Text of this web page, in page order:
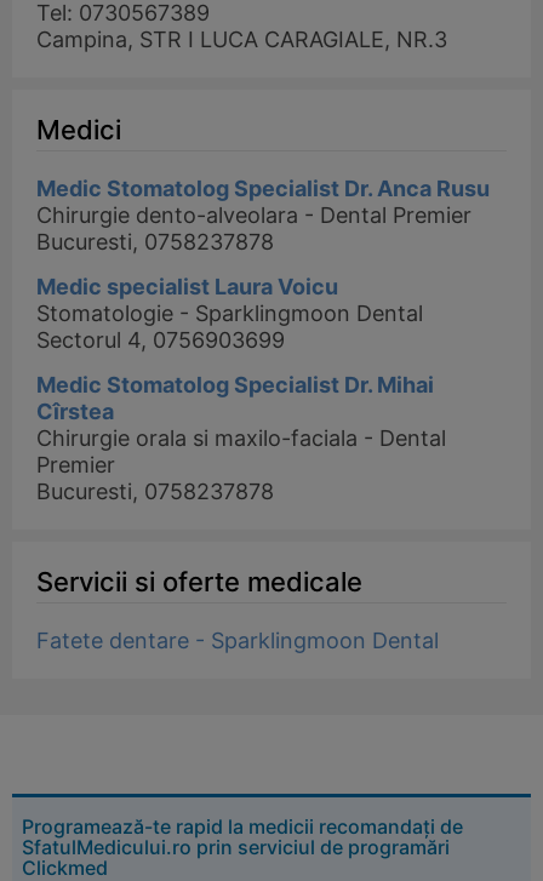
Tel: 0730567389
Campina, STR I LUCA CARAGIALE, NR.3
Medici
Medic Stomatolog Specialist Dr. Anca Rusu
Chirurgie dento-alveolara - Dental Premier
Bucuresti, 0758237878
Medic specialist Laura Voicu
Stomatologie - Sparklingmoon Dental
Sectorul 4, 0756903699
Medic Stomatolog Specialist Dr. Mihai
Cîrstea
Chirurgie orala si maxilo-faciala - Dental
Premier
Bucuresti, 0758237878
Servicii si oferte medicale
Fatete dentare - Sparklingmoon Dental
Programează-te rapid la medicii recomandați de
SfatulMedicului.ro prin serviciul de programări
Clickmed